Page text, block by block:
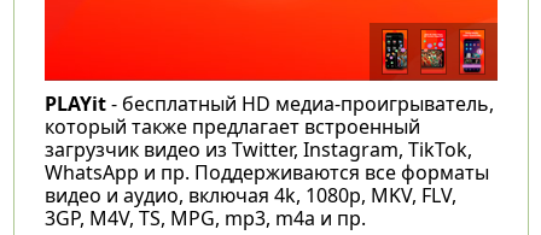
PLAYit- бесплатный HD медиа-проигрыватель,
который также предлагает встроенный
загрузчик видео из Twitter, Instagram, TikTok,
WhatsApp и пр. Поддерживаются все форматы
видео и аудио, включая 4k, 1080p, MKV, FLV,
3GP, M4V, TS, MPG, mp3, m4a и пр.